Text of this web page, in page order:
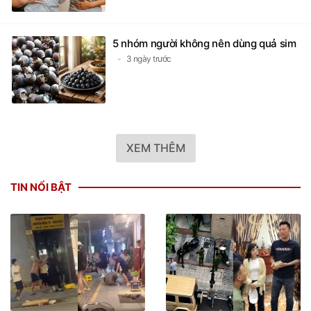
5 nhóm người không nên dùng quả sim
3 ngày trước
XEM THÊM
TIN NỔI BẬT